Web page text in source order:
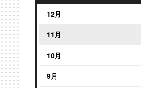
12月
11月
10月
9月